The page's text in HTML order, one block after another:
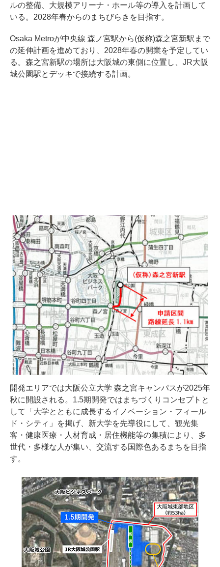
ルの整備、大規模アリーナ・ホール等の導入を計画して
いる。2028年春からのまちびらきを目指す。
Osaka Metroが中央線 森ノ宮駅から(仮称)森之宮新駅まで
の延伸計画を進めており、2028年春の開業を予定してい
る。森之宮新駅の場所は大阪城の東側に位置し、JR大阪
城公園駅とデッキで接続する計画。
開発エリアでは大阪公立大学 森之宮キャンパスが2025年
秋に開設される。1.5期開発ではまちづくりコンセプトと
して「大学とともに成長するイノベーション・フィール
ド・シティ」を掲げ、新大学を先導役にして、観光集
客・健康医療・人材育成・居住機能等の集積により、多
世代・多様な人が集い、交流する国際色あるまちを目指
す。